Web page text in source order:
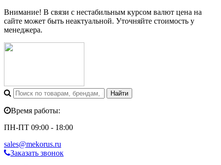
Внимание! В связи с нестабильным курсом валют цена на
сайте может быть неактуальной. Уточняйте стоимость у
менеджера.
Время работы:
ПН-ПТ 09:00 - 18:00
sales@mekorus.ru
Заказать звонок